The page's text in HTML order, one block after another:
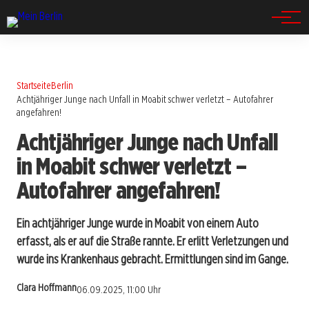
StartseiteBerlin
Achtjähriger Junge nach Unfall in Moabit schwer verletzt – Autofahrer
angefahren!
Achtjähriger Junge nach Unfall
in Moabit schwer verletzt –
Autofahrer angefahren!
Ein achtjähriger Junge wurde in Moabit von einem Auto
erfasst, als er auf die Straße rannte. Er erlitt Verletzungen und
wurde ins Krankenhaus gebracht. Ermittlungen sind im Gange.
Clara Hoffmann06.09.2025, 11:00 Uhr